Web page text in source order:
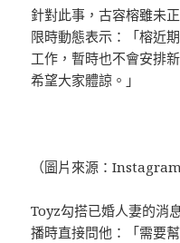
針對此事，古容榕雖未
限時動態表示：「榕近
工作，暫時也不會安排
希望大家體諒。」
（圖片來源：
Toyz勾搭已婚人妻的消
播時直接問他：「需要